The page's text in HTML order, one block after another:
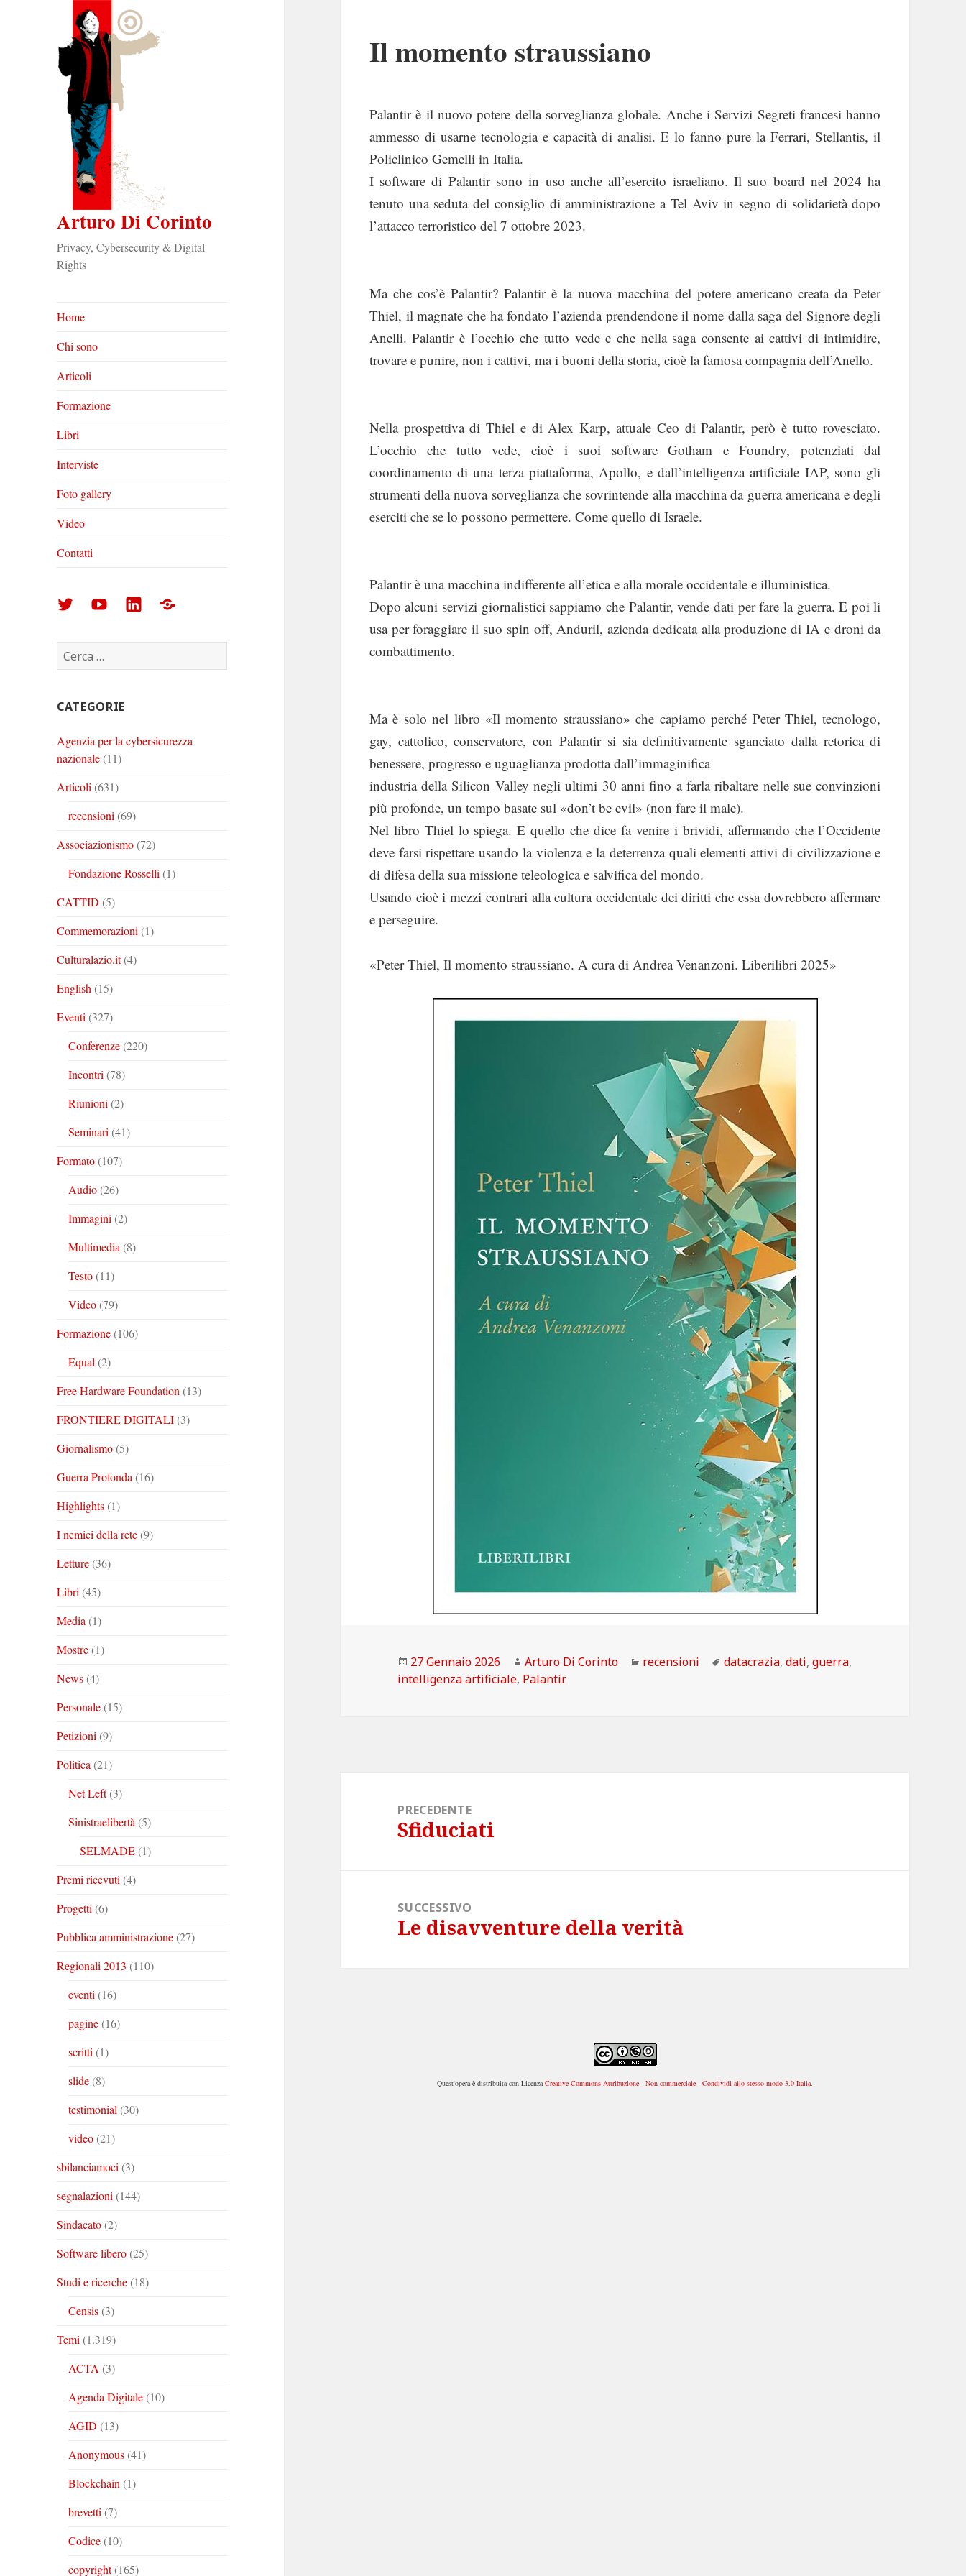
Arturo Di Corinto
Privacy, Cybersecurity & Digital
Rights
Home
Chi sono
Articoli
Formazione
Libri
Interviste
Foto gallery
Video
Contatti
Arturo
Corinto
su
Arturo
Corinto
su
Arturo
su
Foto
Ricerca
per:
CATEGORIE
Agenzia per la cybersicurezza
nazionale(11)
Articoli (631)
recensioni (69)
Associazionismo(72)
Fondazione Rosselli (1)
CATTID (5)
Commemorazioni (1)
Culturalazio.it(4)
English (15)
Eventi (327)
Conferenze(220)
Incontri (78)
Riunioni (2)
Seminari (41)
Formato(107)
Audio(26)
Immagini (2)
Multimedia (8)
Testo(11)
Video(79)
Formazione(106)
Equal (2)
Free Hardware Foundation (13)
FRONTIERE DIGITALI(3)
Giornalismo(5)
Guerra Profonda (16)
Highlights(1)
I nemici della rete(9)
Letture(36)
Libri (45)
Media (1)
Mostre(1)
News(4)
Personale(15)
Petizioni (9)
Politica (21)
Net Left(3)
Sinistraelibertà (5)
SELMADE(1)
Premi ricevuti (4)
Progetti (6)
Pubblica amministrazione(27)
Regionali 2013 (110)
eventi (16)
pagine(16)
scritti (1)
slide(8)
testimonial (30)
video(21)
sbilanciamoci (3)
segnalazioni (144)
Sindacato(2)
Software libero(25)
Studi e ricerche(18)
Censis(3)
Temi (1.319)
ACTA (3)
Agenda Digitale(10)
AGID (13)
Anonymous(41)
Blockchain (1)
brevetti (7)
Codice(10)
copyright(165)
Il momento straussiano
Palantir è il nuovo potere della sorveglianza globale. Anche i Servizi Segreti francesi hanno
ammesso di usarne tecnologia e capacità di analisi. E lo fanno pure la Ferrari, Stellantis, il
Policlinico Gemelli in Italia.
I software di Palantir sono in uso anche all’esercito israeliano. Il suo board nel 2024 ha
tenuto una seduta del consiglio di amministrazione a Tel Aviv in segno di solidarietà dopo
l’attacco terroristico del 7 ottobre 2023.
Ma che cos’è Palantir? Palantir è la nuova macchina del potere americano creata da Peter
Thiel, il magnate che ha fondato l’azienda prendendone il nome dalla saga del Signore degli
Anelli. Palantir è l’occhio che tutto vede e che nella saga consente ai cattivi di intimidire,
trovare e punire, non i cattivi, ma i buoni della storia, cioè la famosa compagnia dell’Anello.
Nella prospettiva di Thiel e di Alex Karp, attuale Ceo di Palantir, però è tutto rovesciato.
L’occhio che tutto vede, cioè i suoi software Gotham e Foundry, potenziati dal
coordinamento di una terza piattaforma, Apollo, e dall’intelligenza artificiale IAP, sono gli
strumenti della nuova sorveglianza che sovrintende alla macchina da guerra americana e degli
eserciti che se lo possono permettere. Come quello di Israele.
Palantir è una macchina indifferente all’etica e alla morale occidentale e illuministica.
Dopo alcuni servizi giornalistici sappiamo che Palantir, vende dati per fare la guerra. E poi li
usa per foraggiare il suo spin off, Anduril, azienda dedicata alla produzione di IA e droni da
combattimento.
Ma è solo nel libro «Il momento straussiano» che capiamo perché Peter Thiel, tecnologo,
gay, cattolico, conservatore, con Palantir si sia definitivamente sganciato dalla retorica di
benessere, progresso e uguaglianza prodotta dall’immaginifica
industria della Silicon Valley negli ultimi 30 anni fino a farla ribaltare nelle sue convinzioni
più profonde, un tempo basate sul «don’t be evil» (non fare il male).
Nel libro Thiel lo spiega. E quello che dice fa venire i brividi, affermando che l’Occidente
deve farsi rispettare usando la violenza e la deterrenza quali elementi attivi di civilizzazione e
di difesa della sua missione teleologica e salvifica del mondo.
Usando cioè i mezzi contrari alla cultura occidentale dei diritti che essa dovrebbero affermare
e perseguire.
«Peter Thiel, Il momento straussiano. A cura di Andrea Venanzoni. Liberilibri 2025»
Scritto
il
27 Gennaio 2026 Autore
Arturo Di Corinto Categorie
recensioni Tag
datacrazia,dati,guerra,
intelligenza artificiale, Palantir
PRECEDENTE
Articolo
Sfiduciati
SUCCESSIVO
Articolo
Le disavventure della verità
Quest'opera è distribuita con LicenzaCreative Commons Attribuzione - Non commerciale - Condividi allo stesso modo 3.0 Italia.